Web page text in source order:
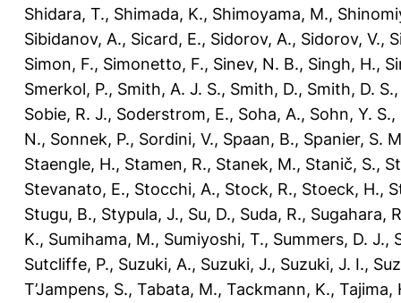
Shidara, T., Shimada, K., Shimoyama, M.,
Sibidanov, A., Sicard, E., Sidorov, A., Sidorov, V.,
Simon, F., Simonetto, F., Sinev, N. B., Singh, H.,
Smerkol, P., Smith, A. J. S., Smith, D., Smith, D. S.
Sobie, R. J., Soderstrom, E., Soha, A., Sohn, Y. S.,
N., Sonnek, P., Sordini, V., Spaan, B., Spanier, S.
Staengle, H., Stamen, R., Stanek, M., Stanič, S.,
Stevanato, E., Stocchi, A., Stock, R., Stoeck, H.,
Stugu, B., Stypula, J., Su, D., Suda, R., Sugahara,
K., Sumihama, M., Sumiyoshi, T., Summers, D. J.,
Sutcliffe, P., Suzuki, A., Suzuki, J., Suzuki, J. I.,
T’Jampens, S., Tabata, M., Tackmann, K., Tajima,